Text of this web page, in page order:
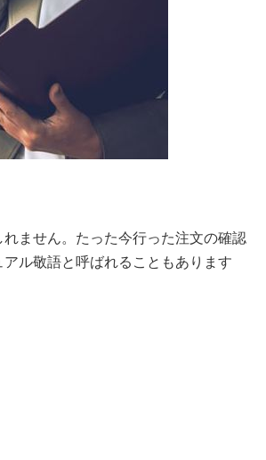
ません。たった今行った注文の確認
ル敬語と呼ばれることもあります